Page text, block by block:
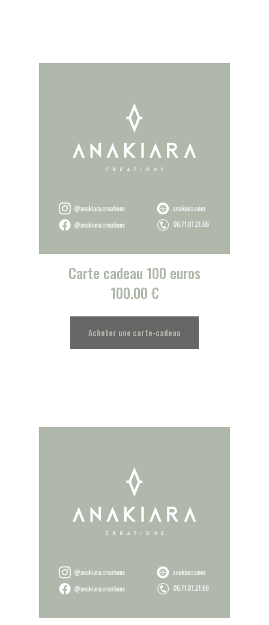
Carte cadeau 100 euros
100.00€
Acheter une carte-cadeau